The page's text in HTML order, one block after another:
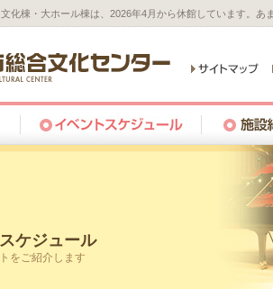
化棟・大ホール棟は、2026年4月から休館しています。
ケジュール
をご紹介します